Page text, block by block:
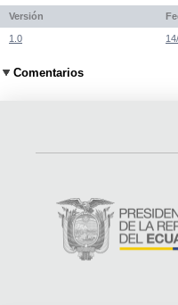
Versión
1.0
Comentarios